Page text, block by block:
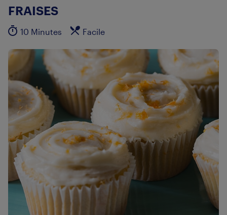
FRAISES
10 Minutes Facile